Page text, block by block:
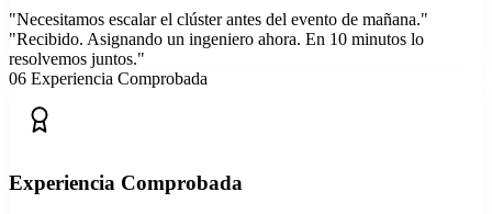
"Necesitamos escalar el clúster antes del evento de mañana."
"Recibido. Asignando un ingeniero ahora. En 10 minutos lo
resolvemos juntos."
06 Experiencia Comprobada
Experiencia Comprobada